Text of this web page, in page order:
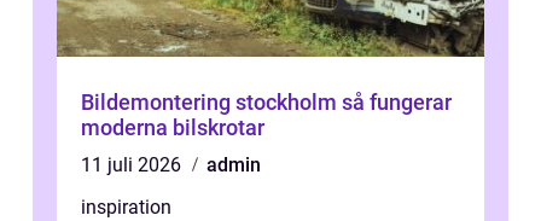
Bildemontering stockholm så fungerar
moderna bilskrotar
11 juli 2026
admin
inspiration